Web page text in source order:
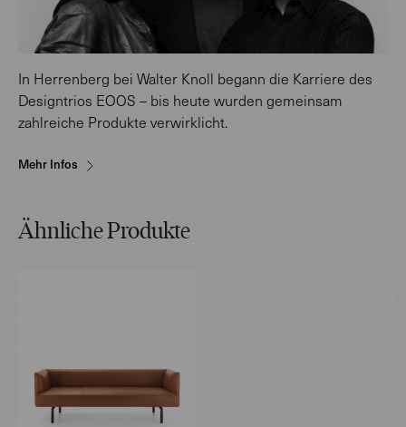
In Herrenberg bei Walter Knoll begann die Karriere des
Designtrios EOOS – bis heute wurden gemeinsam
zahlreiche Produkte verwirklicht.
Mehr Infos
Ähnliche Produkte